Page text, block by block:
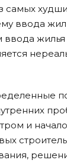
самых
ввода
и